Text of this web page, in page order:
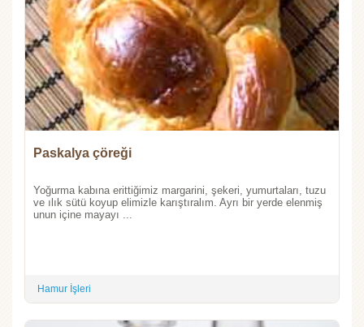
Paskalya çöreği
Yoğurma kabına erittiğimiz margarini, şekeri, yumurtaları, tuzu
ve ılık sütü koyup elimizle karıştıralım. Ayrı bir yerde elenmiş
unun içine mayayı ...
Hamur İşleri